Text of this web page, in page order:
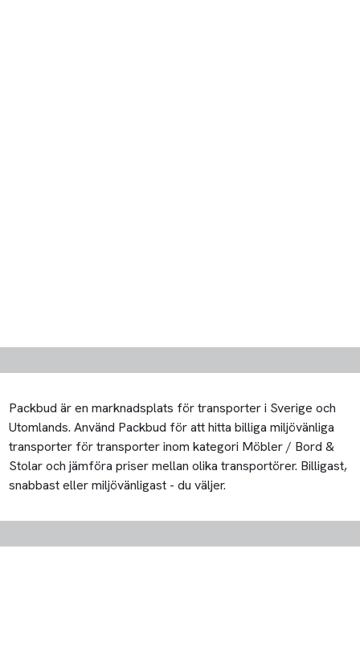
Packbud är en marknadsplats för transporter i Sverige och
Utomlands. Använd Packbud för att hitta billiga miljövänliga
transporter för transporter inom kategori Möbler / Bord &
Stolar och jämföra priser mellan olika transportörer. Billigast,
snabbast eller miljövänligast - du väljer.